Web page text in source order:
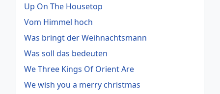
Up On The Housetop
Vom Himmel hoch
Was bringt der Weihnachtsmann
Was soll das bedeuten
We Three Kings Of Orient Are
We wish you a merry christmas